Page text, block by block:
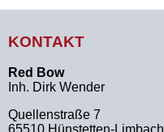
KONTAKT
Red Bow
Inh. Dirk Wender
Quellenstraße 7